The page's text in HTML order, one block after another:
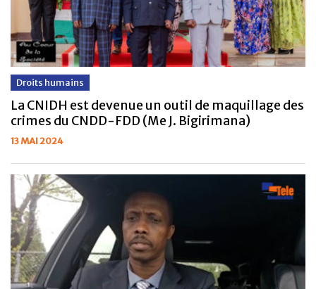
Droits humains
La CNIDH est devenue un outil de maquillage des
crimes du CNDD-FDD (Me J. Bigirimana)
13 MAI 2024